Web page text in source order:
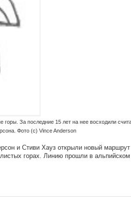
За последние 15 лет на нее восходили
Фото (с) Vince Anderson
и Стиви Хауз открыли новый маршрут
горах. Линию прошли в альпийском